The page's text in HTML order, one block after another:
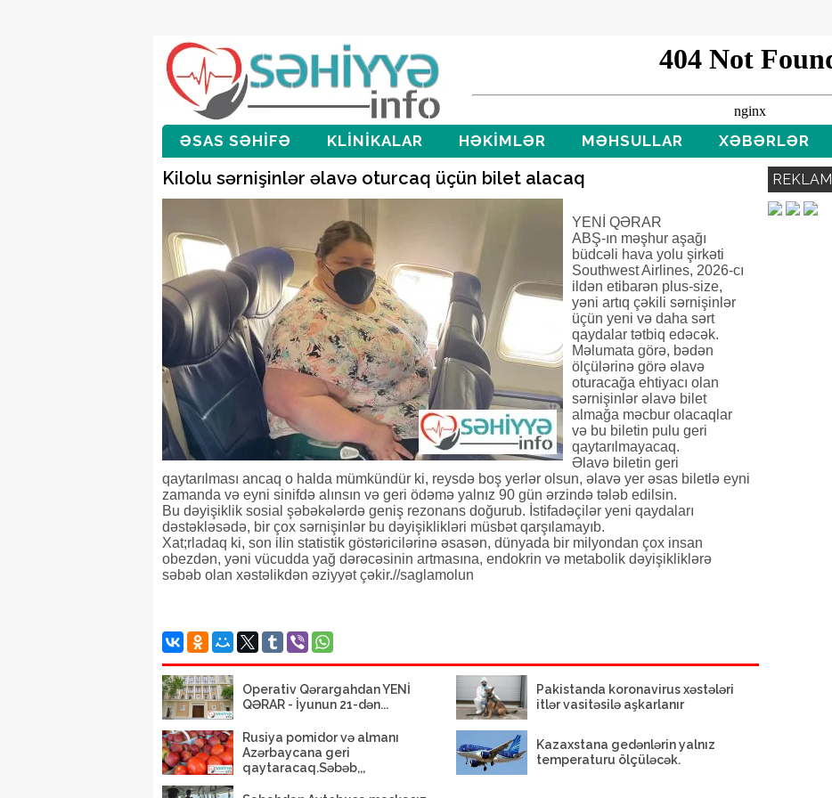
ƏSAS SƏHİFƏ KLİNİKALAR HƏKİMLƏR MƏHSULLAR XƏBƏRLƏR
Kilolu sərnişinlər əlavə oturcaq üçün bilet alacaq
YENİ QƏRAR
ABŞ-ın məşhur aşağı
büdcəli hava yolu şirkəti
Southwest Airlines, 2026-cı
ildən etibarən plus-size,
yəni artıq çəkili sərnişinlər
üçün yeni və daha sərt
qaydalar tətbiq edəcək.
Məlumata görə, bədən
ölçülərinə görə əlavə
oturacağa ehtiyacı olan
sərnişinlər əlavə bilet
almağa məcbur olacaqlar
və bu biletin pulu geri
qaytarılmayacaq.
Əlavə biletin geri
qaytarılması ancaq o halda mümkündür ki, reysdə boş yerlər olsun, əlavə yer əsas biletlə eyni
zamanda və eyni sinifdə alınsın və geri ödəmə yalnız 90 gün ərzində tələb edilsin.
Bu dəyişiklik sosial şəbəkələrdə geniş rezonans doğurub. İstifadəçilər yeni qaydaları
dəstəkləsədə, bir çox sərnişinlər bu dəyişiklikləri müsbət qarşılamayıb.
Xat;rladaq ki, son ilin statistik göstəricilərinə əsasən, dünyada bir milyondan çox insan
obezdən, yəni vücudda yağ dərəcəsinin artmasına, endokrin və metabolik dəyişikliklərə
səbəb olan xəstəlikdən əziyyət çəkir.//saglamolun
Operativ Qərargahdan YENİ
QƏRAR - İyunun 21-dən...
Pakistanda koronavirus xəstələri
itlər vasitəsilə aşkarlanır
Rusiya pomidor və almanı
Azərbaycana geri
qaytaracaq.Səbəb,,,
Kazaxstana gedənlərin yalnız
temperaturu ölçüləcək.
REKLAM